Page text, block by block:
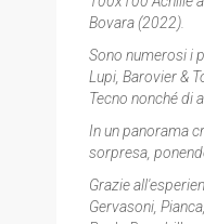
Bovara (2022).
Sono numerosi i
Lupi, Barovier &
Tecno nonché di
In un panorama
sorpresa,
Grazie
Gervasoni,